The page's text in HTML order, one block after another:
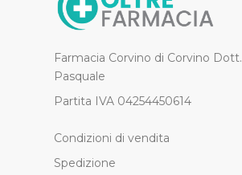
Farmacia Corvino di Corvino Dott.
Pasquale
Partita IVA 04254450614
Condizioni di vendita
Spedizione